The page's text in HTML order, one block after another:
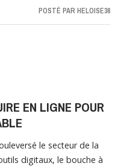
POSTÉ PAR HELOISE36
EN LIGNE POUR
le secteur de la
digitaux, le bouche à